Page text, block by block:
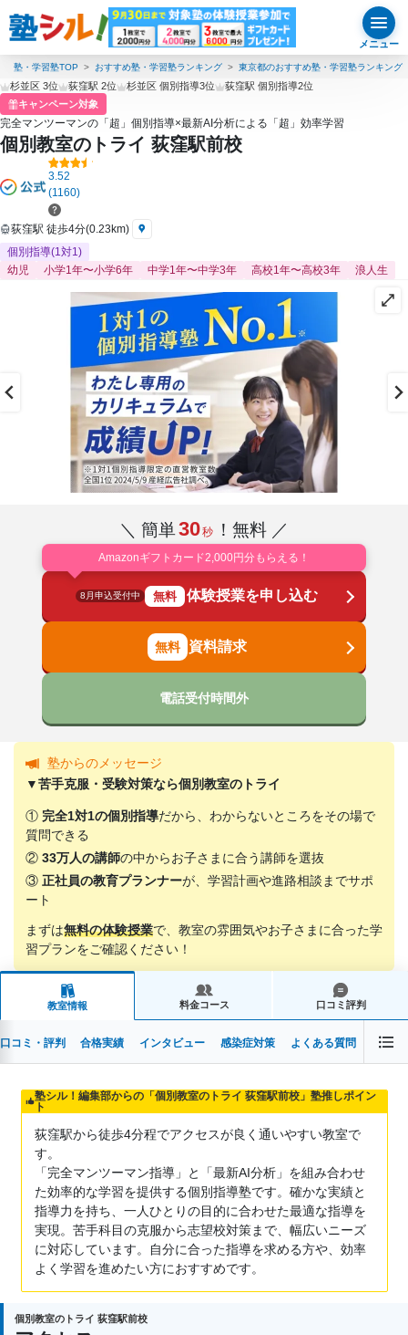
メニュー
塾・学習塾TOP おすすめ塾・学習塾ランキング 東京都のおすすめ塾・学習塾ランキング
杉並区 3位 荻窪駅 2位 杉並区 個別指導3位
荻窪駅 個別指導2位
キャンペーン対象
完全マンツーマンの「超」個別指導×最新AI分析による「超」効率学習
個別教室のトライ 荻窪駅前校
3.52
(1160)
荻窪駅 徒歩4分(0.23km)
個別指導(1対1)
幼児
小学1年〜小学6年 中学1年〜中学3年 高校1年〜高校3年 浪人生
＼ 簡単30秒 ！無料 ／
Amazonギフトカード2,000円分もらえる！
8月申込受付中 無料 体験授業を申し込む
資料請求
電話受付時間外
塾からのメッセージ
▼苦手克服・受験対策なら個別教室のトライ
① 完全1対1の個別指導だから、わからないところをその場で
質問できる
② 33万人の講師の中からお子さまに合う講師を選抜
③ 正社員の教育プランナーが、学習計画や進路相談までサポ
ート
まずは無料の体験授業で、教室の雰囲気やお子さまに合った学
習プランをご確認ください！
教室情報 料金コース 口コミ評判
口コミ・評判 合格実績 インタビュー 感染症対策 よくある質問
塾シル！編集部からの「個別教室のトライ 荻窪駅前校」塾推しポイン
ト
荻窪駅から徒歩4分程でアクセスが良く通いやすい教室で
す。
「完全マンツーマン指導」と「最新AI分析」を組み合わせ
た効率的な学習を提供する個別指導塾です。確かな実績と
指導力を持ち、一人ひとりの目的に合わせた最適な指導を
実現。苦手科目の克服から志望校対策まで、幅広いニーズ
に対応しています。自分に合った指導を求める方や、効率
よく学習を進めたい方におすすめです。
個別教室のトライ 荻窪駅前校